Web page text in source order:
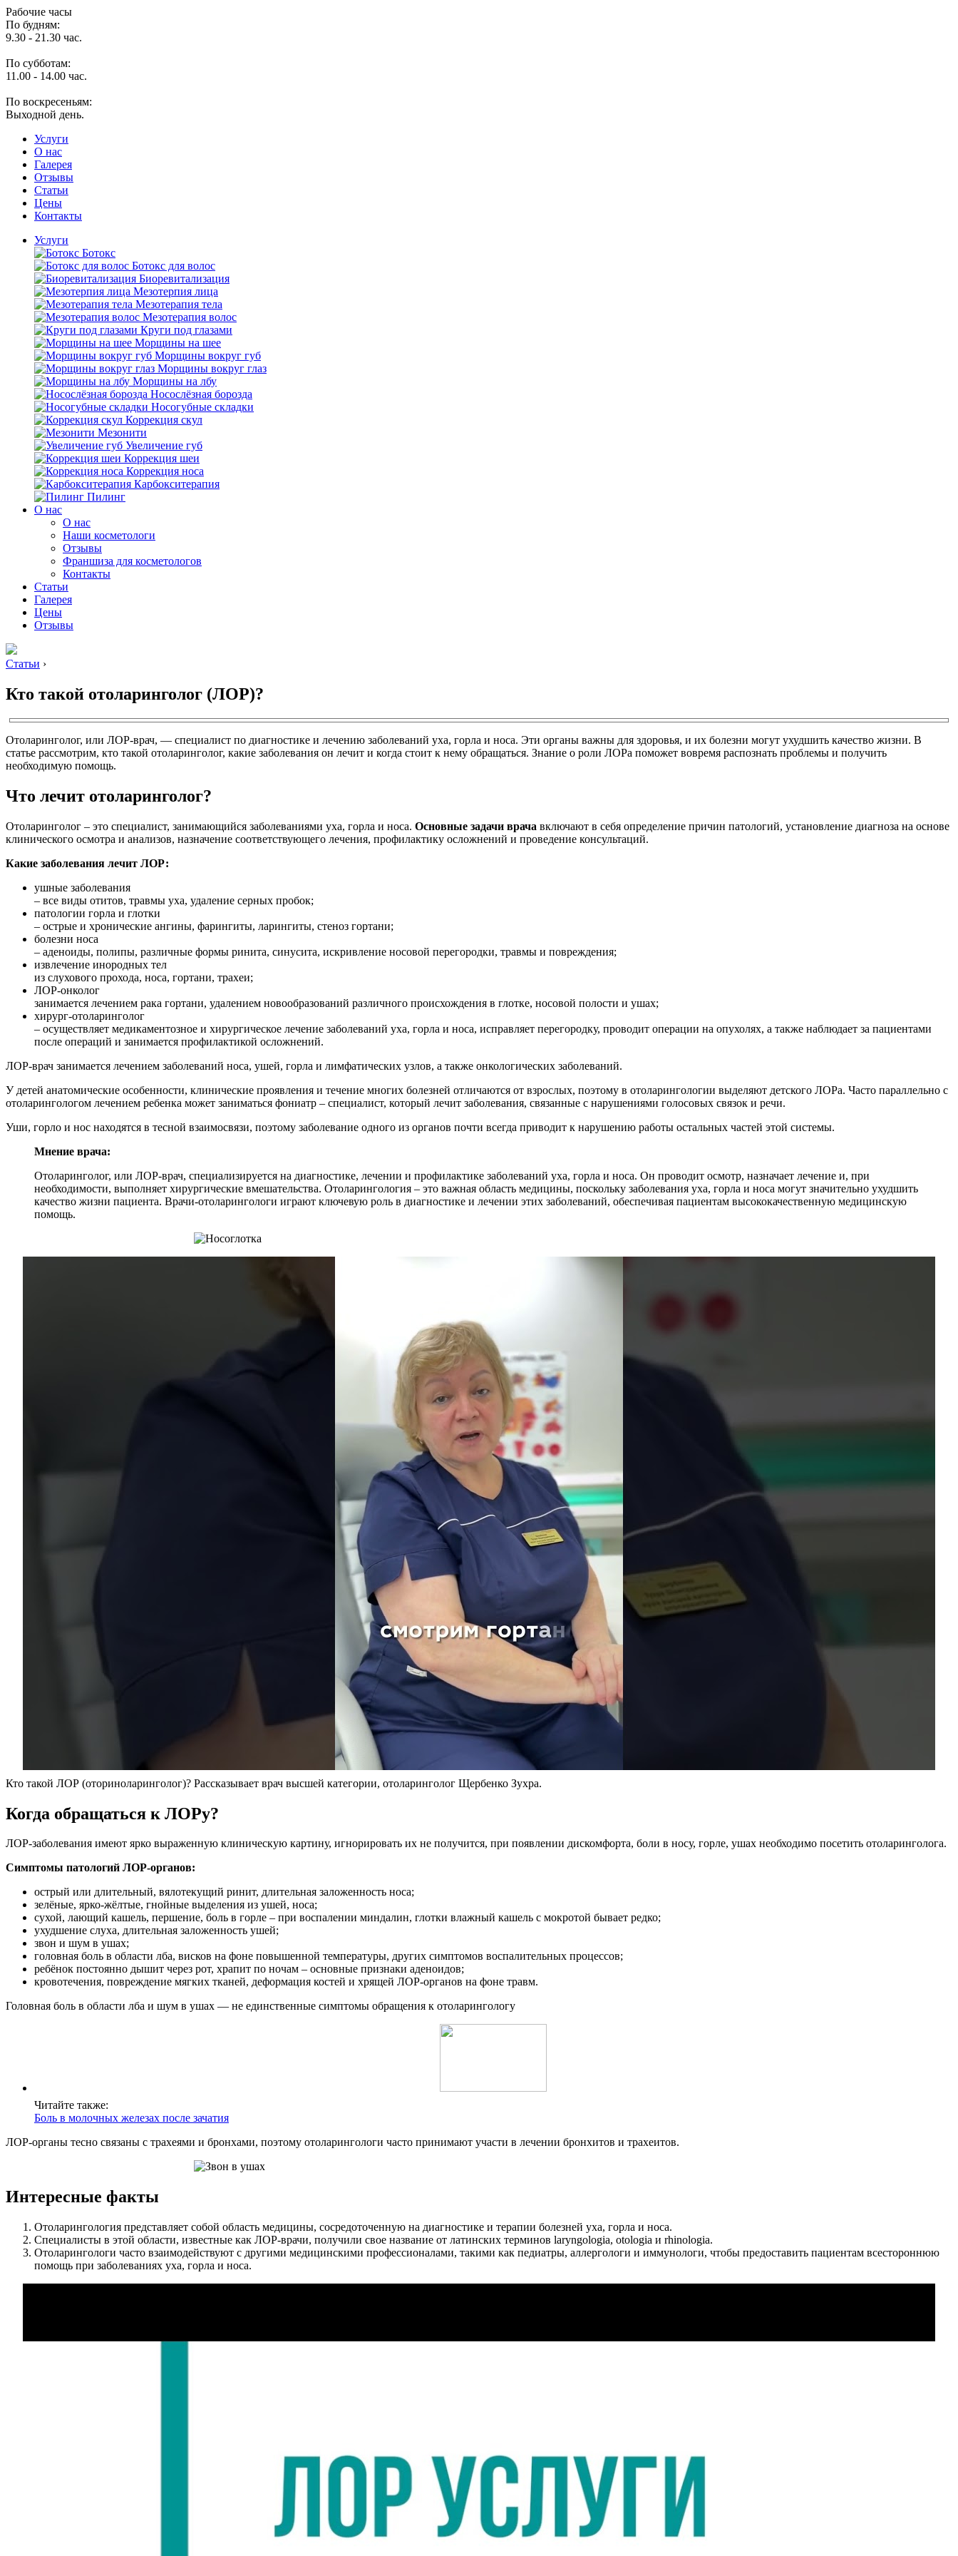
Рабочие часы
По будням:
9.30 - 21.30 час.
По субботам:
11.00 - 14.00 час.
По воскресеньям:
Выходной день.
Услуги
O нас
Галерея
Отзывы
Статьи
Цены
Контакты
Услуги
Ботокс
Ботокс для волос
Биоревитализация
Мезотерпия лица
Мезотерапия тела
Мезотерапия волос
Круги под глазами
Морщины на шее
Морщины вокруг губ
Морщины вокруг глаз
Морщины на лбу
Носослёзная борозда
Носогубные складки
Коррекция скул
Мезонити
Увеличение губ
Коррекция шеи
Коррекция носа
Карбокситерапия
Пилинг
O нас
O нас
Наши косметологи
Отзывы
Франшиза для косметологов
Контакты
Статьи
Галерея
Цены
Отзывы
Статьи ›
Кто такой отоларинголог (ЛОР)?
Отоларинголог, или ЛОР-врач, — специалист по диагностике и лечению заболеваний уха, горла и носа. Эти органы важны для здоровья, и их болезни могут ухудшить качество жизни. В
статье рассмотрим, кто такой отоларинголог, какие заболевания он лечит и когда стоит к нему обращаться. Знание о роли ЛОРа поможет вовремя распознать проблемы и получить
необходимую помощь.
Что лечит отоларинголог?
Отоларинголог – это специалист, занимающийся заболеваниями уха, горла и носа. Основные задачи врача включают в себя определение причин патологий, установление диагноза на основе
клинического осмотра и анализов, назначение соответствующего лечения, профилактику осложнений и проведение консультаций.
Какие заболевания лечит ЛОР:
ушные заболевания
– все виды отитов, травмы уха, удаление серных пробок;
патологии горла и глотки
– острые и хронические ангины, фарингиты, ларингиты, стеноз гортани;
болезни носа
– аденоиды, полипы, различные формы ринита, синусита, искривление носовой перегородки, травмы и повреждения;
извлечение инородных тел
из слухового прохода, носа, гортани, трахеи;
ЛОР-онколог
занимается лечением рака гортани, удалением новообразований различного происхождения в глотке, носовой полости и ушах;
хирург-отоларинголог
– осуществляет медикаментозное и хирургическое лечение заболеваний уха, горла и носа, исправляет перегородку, проводит операции на опухолях, а также наблюдает за пациентами
после операций и занимается профилактикой осложнений.
ЛОР-врач занимается лечением заболеваний носа, ушей, горла и лимфатических узлов, а также онкологических заболеваний.
У детей анатомические особенности, клинические проявления и течение многих болезней отличаются от взрослых, поэтому в отоларингологии выделяют детского ЛОРа. Часто параллельно с
отоларингологом лечением ребенка может заниматься фониатр – специалист, который лечит заболевания, связанные с нарушениями голосовых связок и речи.
Уши, горло и нос находятся в тесной взаимосвязи, поэтому заболевание одного из органов почти всегда приводит к нарушению работы остальных частей этой системы.
Мнение врача:
Отоларинголог, или ЛОР-врач, специализируется на диагностике, лечении и профилактике заболеваний уха, горла и носа. Он проводит осмотр, назначает лечение и, при
необходимости, выполняет хирургические вмешательства. Отоларингология – это важная область медицины, поскольку заболевания уха, горла и носа могут значительно ухудшить
качество жизни пациента. Врачи-отоларингологи играют ключевую роль в диагностике и лечении этих заболеваний, обеспечивая пациентам высококачественную медицинскую
помощь.
Кто такой ЛОР (оториноларинголог)? Рассказывает врач высшей категории, отоларинголог Щербенко Зухра.
Когда обращаться к ЛОРу?
ЛОР-заболевания имеют ярко выраженную клиническую картину, игнорировать их не получится, при появлении дискомфорта, боли в носу, горле, ушах необходимо посетить отоларинголога.
Симптомы патологий ЛОР-органов:
острый или длительный, вялотекущий ринит, длительная заложенность носа;
зелёные, ярко-жёлтые, гнойные выделения из ушей, носа;
сухой, лающий кашель, першение, боль в горле – при воспалении миндалин, глотки влажный кашель с мокротой бывает редко;
ухудшение слуха, длительная заложенность ушей;
звон и шум в ушах;
головная боль в области лба, висков на фоне повышенной температуры, других симптомов воспалительных процессов;
ребёнок постоянно дышит через рот, храпит по ночам – основные признаки аденоидов;
кровотечения, повреждение мягких тканей, деформация костей и хрящей ЛОР-органов на фоне травм.
Головная боль в области лба и шум в ушах — не единственные симптомы обращения к отоларингологу
Читайте также:
Боль в молочных железах после зачатия
ЛОР-органы тесно связаны с трахеями и бронхами, поэтому отоларингологи часто принимают участи в лечении бронхитов и трахеитов.
Интересные факты
Отоларингология представляет собой область медицины, сосредоточенную на диагностике и терапии болезней уха, горла и носа.
Специалисты в этой области, известные как ЛОР-врачи, получили свое название от латинских терминов laryngologia, otologia и rhinologia.
Отоларингологи часто взаимодействуют с другими медицинскими профессионалами, такими как педиатры, аллергологи и иммунологи, чтобы предоставить пациентам всестороннюю
помощь при заболеваниях уха, горла и носа.